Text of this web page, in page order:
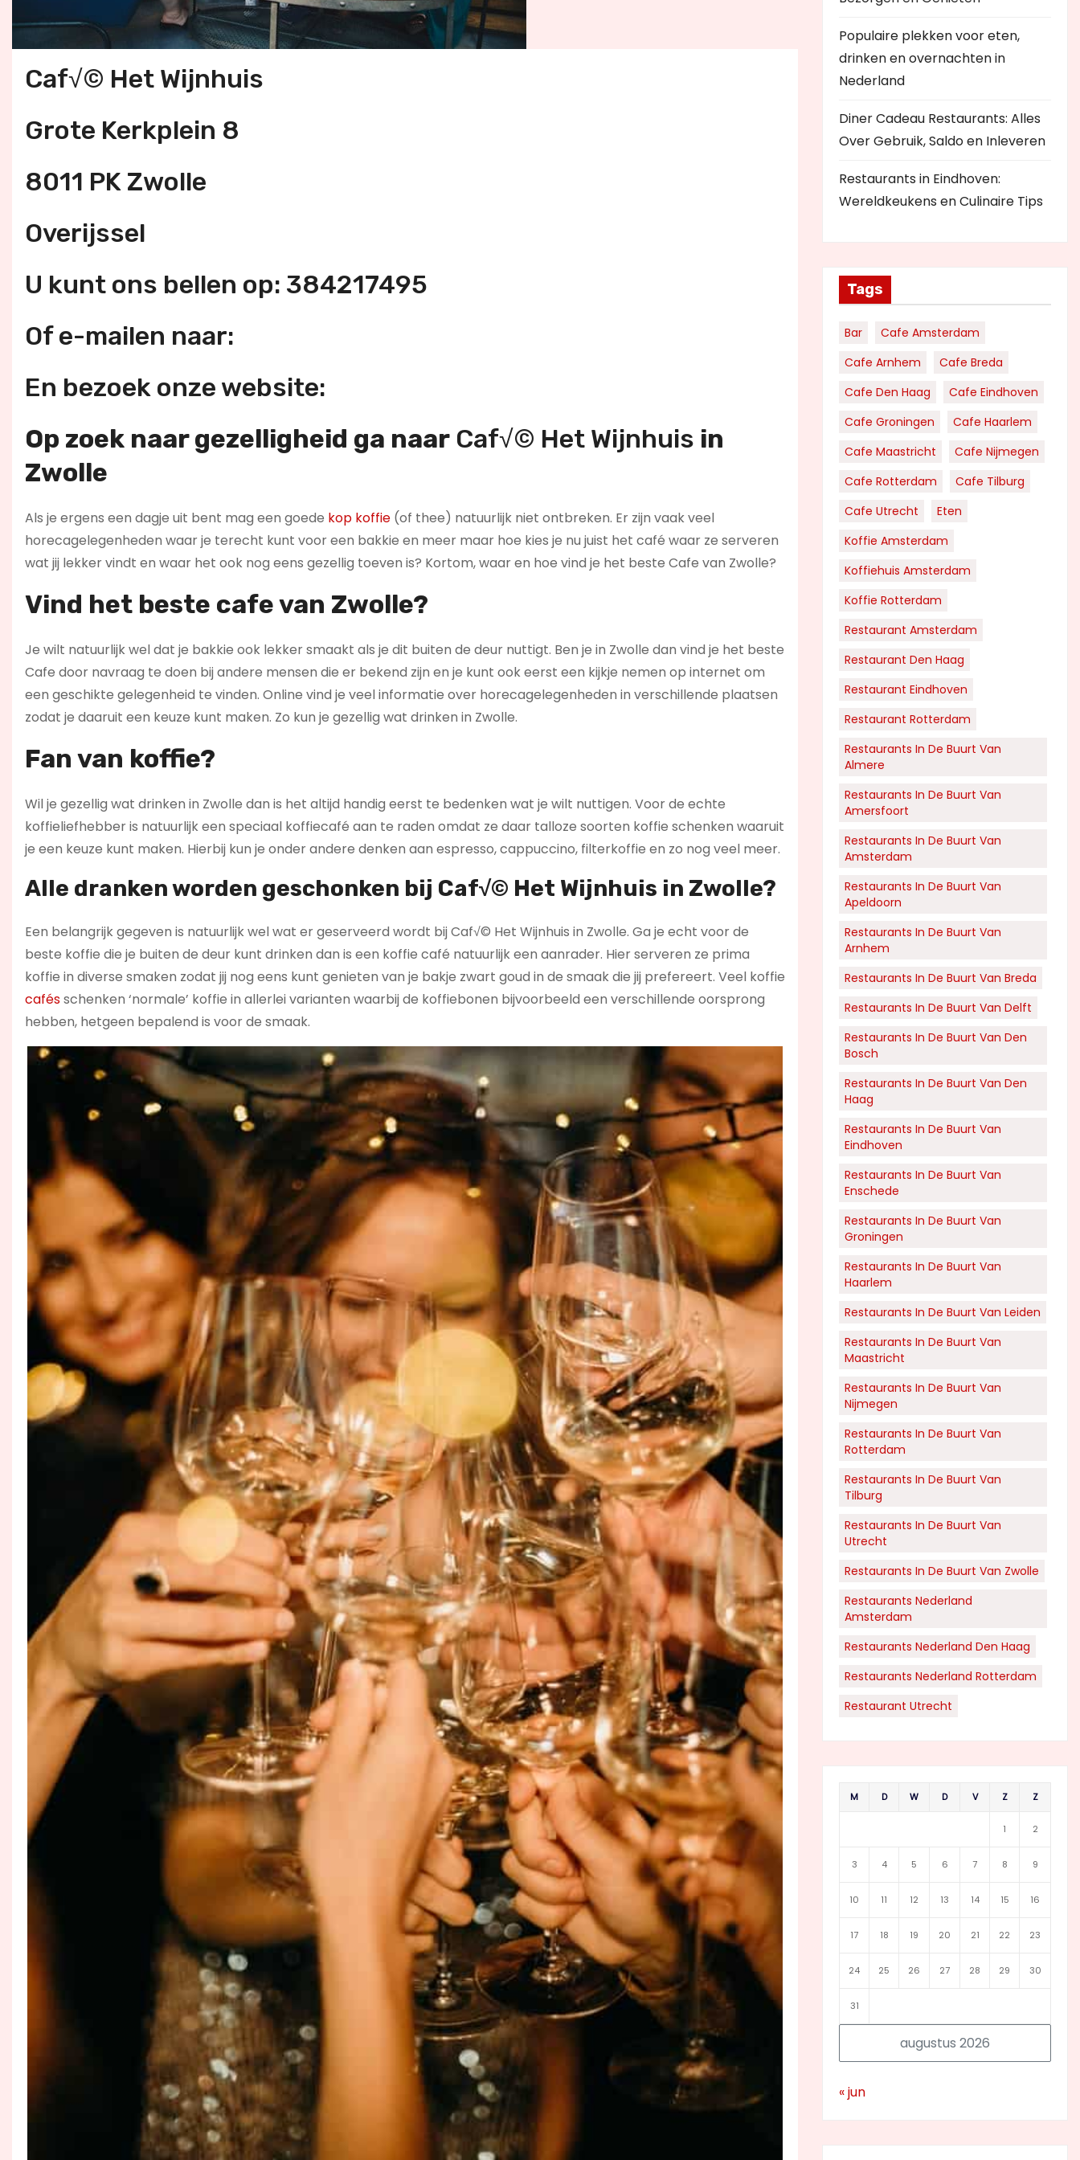
Caf√© Het Wijnhuis
Grote Kerkplein 8
8011 PK Zwolle
Overijssel
U kunt ons bellen op: 384217495
Of e-mailen naar:
En bezoek onze website:
Op zoek naar gezelligheid ga naar Caf√© Het Wijnhuis in
Zwolle
Als je ergens een dagje uit bent mag een goede kop koffie (of thee) natuurlijk niet ontbreken. Er zijn vaak veel
horecagelegenheden waar je terecht kunt voor een bakkie en meer maar hoe kies je nu juist het café waar ze serveren
wat jij lekker vindt en waar het ook nog eens gezellig toeven is? Kortom, waar en hoe vind je het beste Cafe van Zwolle?
Vind het beste cafe van Zwolle?
Je wilt natuurlijk wel dat je bakkie ook lekker smaakt als je dit buiten de deur nuttigt. Ben je in Zwolle dan vind je het beste
Cafe door navraag te doen bij andere mensen die er bekend zijn en je kunt ook eerst een kijkje nemen op internet om
een geschikte gelegenheid te vinden. Online vind je veel informatie over horecagelegenheden in verschillende plaatsen
zodat je daaruit een keuze kunt maken. Zo kun je gezellig wat drinken in Zwolle.
Fan van koffie?
Wil je gezellig wat drinken in Zwolle dan is het altijd handig eerst te bedenken wat je wilt nuttigen. Voor de echte
koffieliefhebber is natuurlijk een speciaal koffiecafé aan te raden omdat ze daar talloze soorten koffie schenken waaruit
je een keuze kunt maken. Hierbij kun je onder andere denken aan espresso, cappuccino, filterkoffie en zo nog veel meer.
Alle dranken worden geschonken bij Caf√© Het Wijnhuis in Zwolle?
Een belangrijk gegeven is natuurlijk wel wat er geserveerd wordt bij Caf√© Het Wijnhuis in Zwolle. Ga je echt voor de
beste koffie die je buiten de deur kunt drinken dan is een koffie café natuurlijk een aanrader. Hier serveren ze prima
koffie in diverse smaken zodat jij nog eens kunt genieten van je bakje zwart goud in de smaak die jij prefereert. Veel koffie
cafésschenken ‘normale’ koffie in allerlei varianten waarbij de koffiebonen bijvoorbeeld een verschillende oorsprong
hebben, hetgeen bepalend is voor de smaak.
Populaire plekken voor eten,
drinken en overnachten in
Nederland
Diner Cadeau Restaurants: Alles
Over Gebruik, Saldo en Inleveren
Restaurants in Eindhoven:
Wereldkeukens en Culinaire Tips
Tags
Bar
Cafe Amsterdam
Cafe Arnhem
Cafe Breda
Cafe Den Haag
Cafe Eindhoven
Cafe Groningen
Cafe Haarlem
Cafe Maastricht
Cafe Nijmegen
Cafe Rotterdam
Cafe Tilburg
Cafe Utrecht
Eten
Koffie Amsterdam
Koffiehuis Amsterdam
Koffie Rotterdam
Restaurant Amsterdam
Restaurant Den Haag
Restaurant Eindhoven
Restaurant Rotterdam
Restaurants In De Buurt Van
Almere
Restaurants In De Buurt Van
Amersfoort
Restaurants In De Buurt Van
Amsterdam
Restaurants In De Buurt Van
Apeldoorn
Restaurants In De Buurt Van
Arnhem
Restaurants In De Buurt Van Breda
Restaurants In De Buurt Van Delft
Restaurants In De Buurt Van Den
Bosch
Restaurants In De Buurt Van Den
Haag
Restaurants In De Buurt Van
Eindhoven
Restaurants In De Buurt Van
Enschede
Restaurants In De Buurt Van
Groningen
Restaurants In De Buurt Van
Haarlem
Restaurants In De Buurt Van Leiden
Restaurants In De Buurt Van
Maastricht
Restaurants In De Buurt Van
Nijmegen
Restaurants In De Buurt Van
Rotterdam
Restaurants In De Buurt Van
Tilburg
Restaurants In De Buurt Van
Utrecht
Restaurants In De Buurt Van Zwolle
Restaurants Nederland
Amsterdam
Restaurants Nederland Den Haag
Restaurants Nederland Rotterdam
Restaurant Utrecht
augustus 2026
M D W D V Z Z
1 2
3 4 5 6 7 8 9
10 11 12 13 14 15 16
17 18 19 20 21 22 23
24 25 26 27 28 29 30
31
« jun